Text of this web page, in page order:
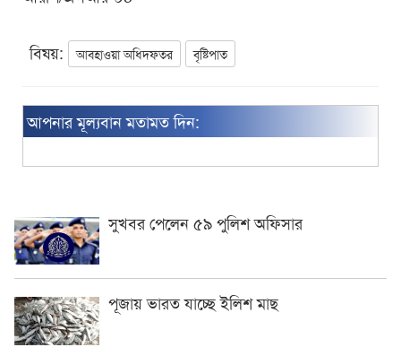
বিষয়: আবহাওয়া অধিদফতর বৃষ্টিপাত
আপনার মূল্যবান মতামত দিন:
সুখবর পেলেন ৫৯ পুলিশ অফিসার
পূজায় ভারত যাচ্ছে ইলিশ মাছ